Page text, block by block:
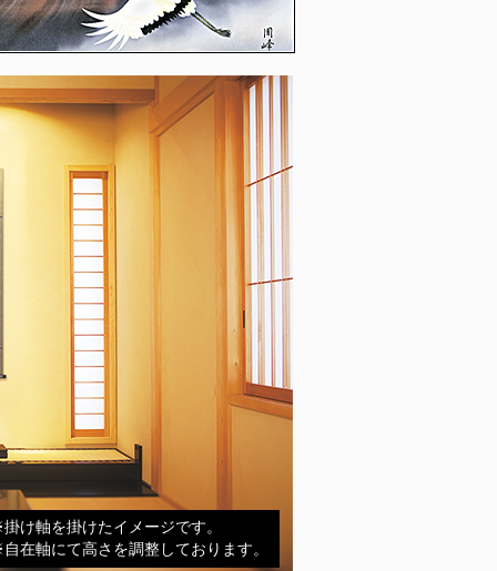
け軸を掛けたイメージです。
在軸にて高さを調整しております。